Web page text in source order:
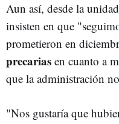
Aun así, desde la
insisten en que
prometieron en
precarias en cuanto a
que la administración
"Nos gustaría que